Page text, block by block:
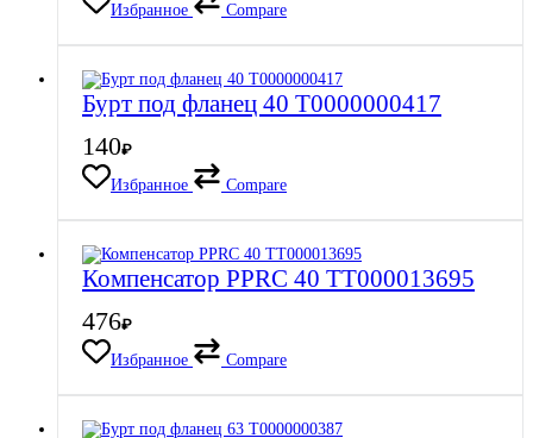
Избранное
Compare
Бурт под фланец 40 Т0000000417
140₽
Избранное
Compare
Компенсатор PPRC 40 ТТ000013695
476₽
Избранное
Compare